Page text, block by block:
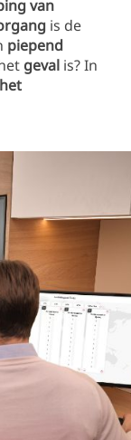
van
is de
piepend
geval is? In